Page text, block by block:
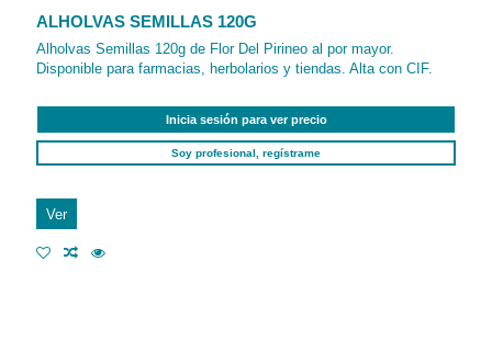
ALHOLVAS SEMILLAS 120G
Alholvas Semillas 120g de Flor Del Pirineo al por mayor.
Disponible para farmacias, herbolarios y tiendas. Alta con CIF.
Inicia sesión para ver precio
Soy profesional, regístrame
Ver